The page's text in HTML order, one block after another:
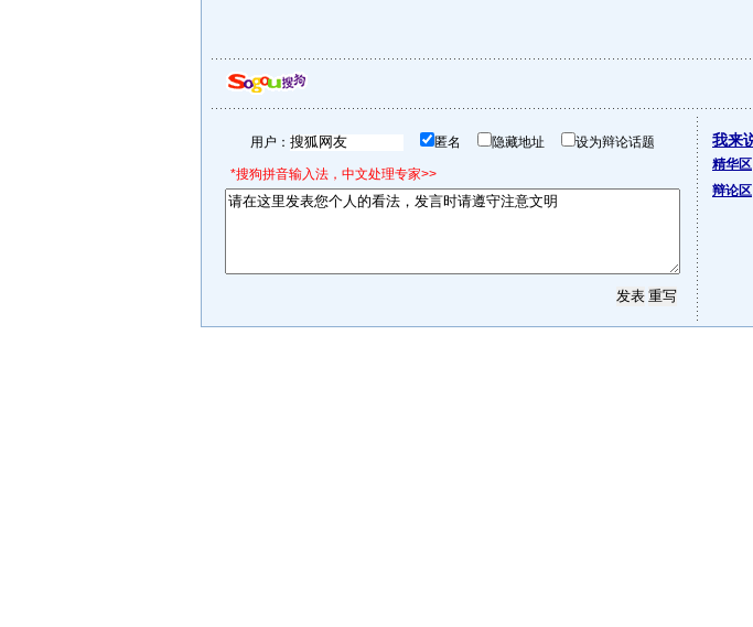
用户： 匿名 隐藏地址 设为辩论话题
*搜狗拼音输入法，中文处理专家>>
我来
精华区
辩论区